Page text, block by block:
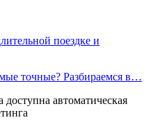
поездке и
точные? Разбираемся в…